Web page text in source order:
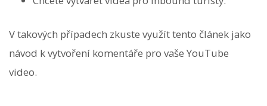
V takových případech zkuste využít tento článek jako
návod k vytvoření komentáře pro vaše YouTube
video.